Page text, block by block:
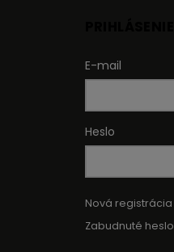
E-mail
Heslo
Nová registrácia
Zabudnuté heslo